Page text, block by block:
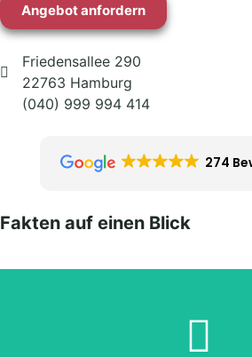
Angebot anfordern
Friedensallee 290
22763 Hamburg
(040) 999 994 414
274
Fakten auf einen Blick